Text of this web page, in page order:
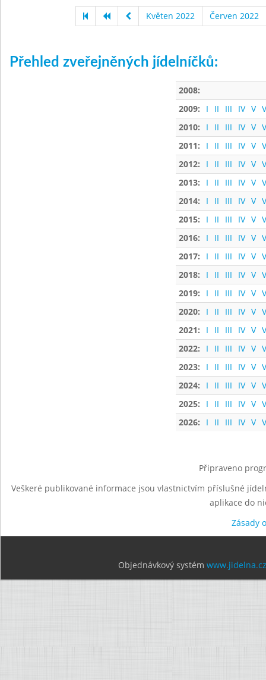
Květen 2022 Červen 2022
Přehled zveřejněných jídelníčků:
2008:
2009:
I II III IV V
2010:
I II III IV V
2011:
I II III IV V
2012:
I II III IV V
2013:
I II III IV V
2014:
I II III IV V
2015:
I II III IV V
2016:
I II III IV V
2017:
I II III IV V
2018:
I II III IV V
2019:
I II III IV V
2020:
I II III IV V
2021:
I II III IV V
2022:
I II III IV V
2023:
I II III IV V
2024:
I II III IV V
2025:
I II III IV V
2026:
I II III IV V
Připraveno
Veškeré publikované informace jsou vlastnictvím příslušné
aplikace do
Zásady
Objednávkový systém www.jidelna.cz